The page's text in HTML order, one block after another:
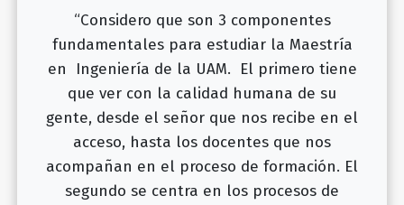
“Considero que son 3 componentes
fundamentales para estudiar la Maestría
en Ingeniería de la UAM. El primero tiene
que ver con la calidad humana de su
gente, desde el señor que nos recibe en el
acceso, hasta los docentes que nos
acompañan en el proceso de formación. El
segundo se centra en los procesos de